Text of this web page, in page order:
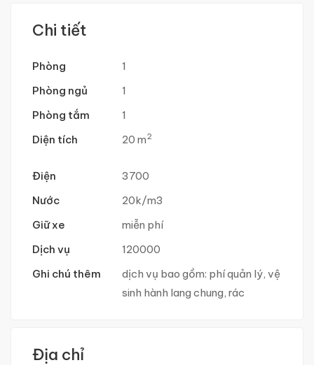
Chi tiết
Phòng
1
Phòng ngủ
1
Phòng tắm
1
Diện tích
20 m2
Điện
3700
Nước
20k/m3
Giữ xe
miễn phí
Dịch vụ
120000
Ghi chú thêm
dịch vụ bao gồm: phí quản lý, vệ
sinh hành lang chung, rác
Địa chỉ